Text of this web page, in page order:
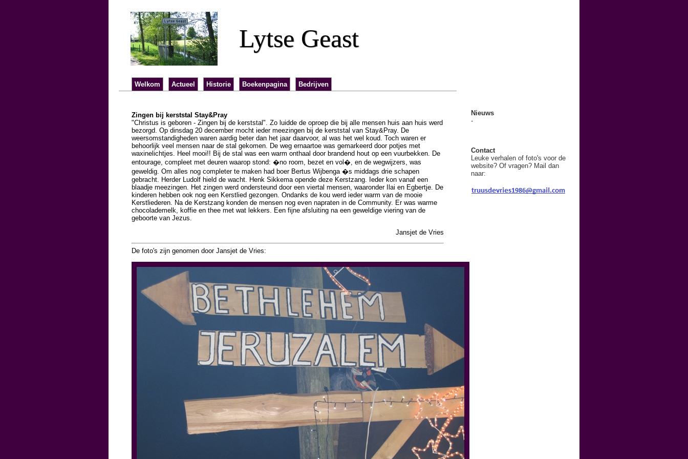
Lytse Geast
Welkom Actueel Historie Boekenpagina Bedrijven
Zingen bij kerststal Stay&Pray
"Christus is geboren - Zingen bij de kerststal". Zo luidde de oproep die bij alle mensen huis aan huis werd
bezorgd. Op dinsdag 20 december mocht ieder meezingen bij de kerststal van Stay&Pray. De
weersomstandigheden waren aardig beter dan het jaar daarvoor, al was het wel koud. Toch waren er
behoorlijk veel mensen naar de stal gekomen. De weg ernaartoe was gemarkeerd door potjes met
waxinelichtjes. Heel mooi!! Bij de stal was een warm onthaal door brandend hout op een vuurbekken. De
entourage, compleet met deuren waarop stond: �no room, bezet en vol�, en de wegwijzers, was
geweldig. Om alles nog completer te maken had boer Bertus Wijbenga �s middags drie schapen
gebracht. Herder Ludolf hield de wacht. Henk Sikkema opende deze Kerstzang. Ieder kon vanaf een
blaadje meezingen. Het zingen werd ondersteund door een viertal mensen, waaronder Ilai en Egbertje. De
kinderen hebben ook nog een Kerstlied gezongen. Ondanks de kou werd ieder warm van de mooie
Kerstliederen. Na de Kerstzang konden de mensen nog even napraten in de Community. Er was warme
chocolademelk, koffie en thee met wat lekkers. Een fijne afsluiting na een geweldige viering van de
geboorte van Jezus.
Jansjet de Vries
De foto's zijn genomen door Jansjet de Vries:
Nieuws
-
Contact
Leuke verhalen of foto's voor de
website? Of vragen? Mail dan
naar: